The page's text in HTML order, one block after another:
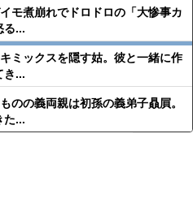
モ煮崩れでドロドロの「大惨事カ
る...
ミックスを隠す姑。彼と一緒に作
き...
のの義両親は初孫の義弟子贔屓。
た...